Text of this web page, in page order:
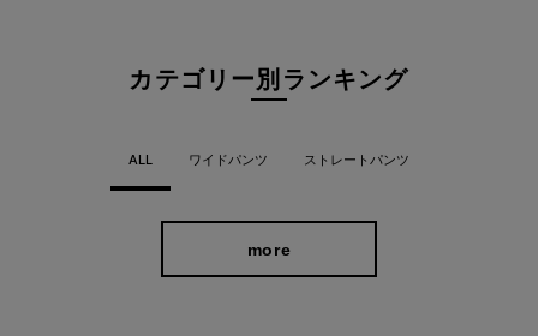
カテゴリー別ランキング
ALL ワイドパンツ ストレートパンツ
more